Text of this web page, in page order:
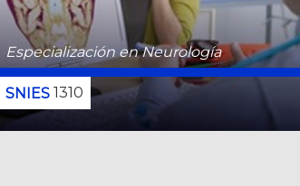
Especialización en Neurología
1310
Especialización en Radiología e Imágenes
Diagnósticas